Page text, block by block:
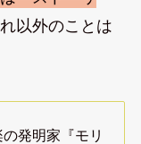
以外のことは
の発明家『モリ